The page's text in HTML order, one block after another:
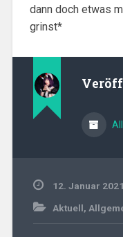
dann doch etwas
grinst*
12. Januar 2021
Aktuell,